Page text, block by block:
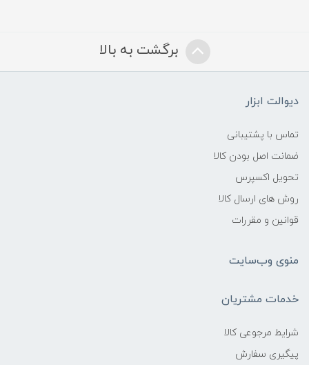
برگشت به بالا
دیوالت ابزار
تماس با پشتیبانی
ضمانت اصل بودن کالا
تحویل اکسپرس
روش های ارسال کالا
قوانین و مقررات
منوی وب‌سایت
خدمات مشتریان
شرایط مرجوعی کالا
پیگیری سفارش